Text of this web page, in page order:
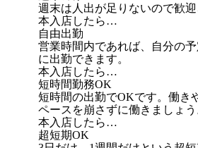
週末は人出が足りないので歓迎
本入店したら…
自由出勤
営業時間内であれば、自分の
に出勤できます。
本入店したら…
短時間勤務OK
短時間の出勤でOKです。働き
ペースを崩さずに働きましょう
本入店したら…
超短期OK